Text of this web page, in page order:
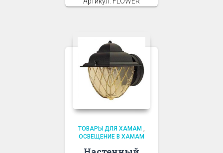
ТОВАРЫ ДЛЯ ХАМАМ ,
ОСВЕЩЕНИЕ В ХАМАМ